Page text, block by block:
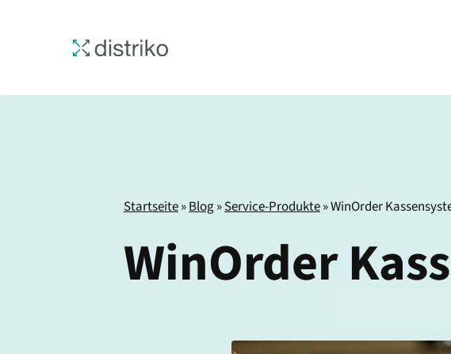
Startseite»Blog»Service-Produkte»WinOrder
WinOrder